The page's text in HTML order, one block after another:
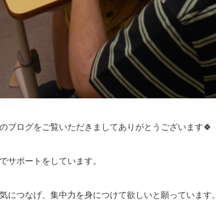
ブログをご覧いただきましてありがとうございます🍀
サポートをしています。
につなげ、集中力を身につけて欲しいと願っています。